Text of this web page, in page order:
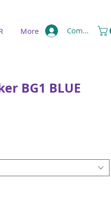
More Compte
BG1 BLUE